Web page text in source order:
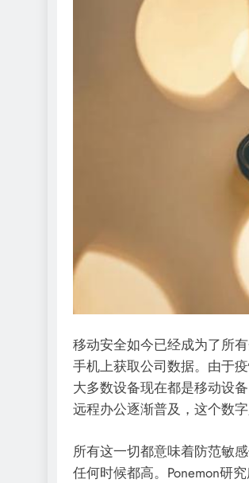
移动安全如今已经成为了所
手机上获取公司数据。由于
大多数设备现在都是移动设
远程办公逐渐普及，这个数
所有这一切都意味着防范敏
任何时候都高。Ponemon研